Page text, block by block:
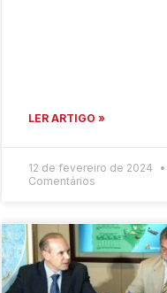
LER ARTIGO »
12 de fevereiro de 2024
Comentários